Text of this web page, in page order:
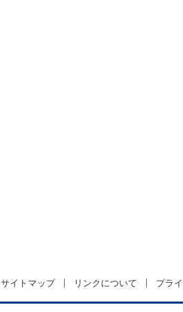
サイトマップ リンクについて プラ